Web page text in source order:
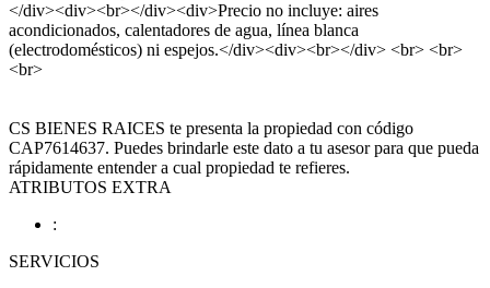
</div><div><br></div><div>Precio no incluye: aires
acondicionados, calentadores de agua, línea blanca
(electrodomésticos) ni espejos.</div><div><br></div> <br> <br>
<br>
CS BIENES RAICES te presenta la propiedad con código
CAP7614637. Puedes brindarle este dato a tu asesor para que pueda
rápidamente entender a cual propiedad te refieres.
ATRIBUTOS EXTRA
:
SERVICIOS